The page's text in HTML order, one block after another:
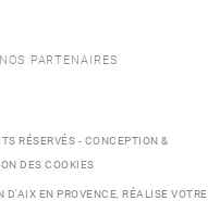
NOS PARTENAIRES
RÉSERVÉS - CONCEPTION &
DES COOKIES
D'AIX EN PROVENCE, RÉALISE VOTRE